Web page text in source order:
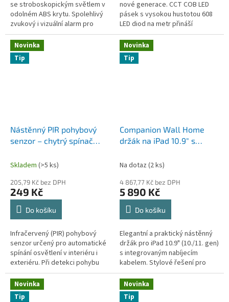
se stroboskopickým světlem v
odolném ABS krytu. Spolehlivý
zvukový i vizuální alarm pro
zabezpečení domů, firem i
průmyslových objektů. Snadná...
nové generace. CCT COB LED
pásek s vysokou hustotou 608
LED diod na metr přináší
dokonale souvislou světelnou
linii bez viditelných bodů. Díky...
Novinka
Tip
Nástěnný PIR pohybový
senzor – chytrý spínač
infračervený detektor
Skladem (>5 ks)
205,79 Kč bez DPH
249 Kč
Do košíku
Infračervený (PIR) pohybový
senzor určený pro automatické
spínání osvětlení v interiéru i
exteriéru. Při detekci pohybu
automaticky rozsvítí světlo a po
uplynutí nastaveného...
Novinka
Tip
Companion Wall Home
držák na iPad 10.9" s
nástěnný
Na dotaz (2 ks)
4 867,77 Kč bez DPH
5 890 Kč
Do košíku
Elegantní a praktický nástěnný
držák pro iPad 10.9" (10./11. gen)
s integrovaným nabíjecím
kabelem. Stylové řešení pro
trvalé nabíjení a pohodlné
používání doma i v kanceláři....
Novinka
Tip
Novinka
Tip